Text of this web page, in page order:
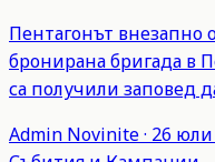
Пентагонът внезапно
бронирана бригада в
са получили заповед
Admin Novinite· 26 юли